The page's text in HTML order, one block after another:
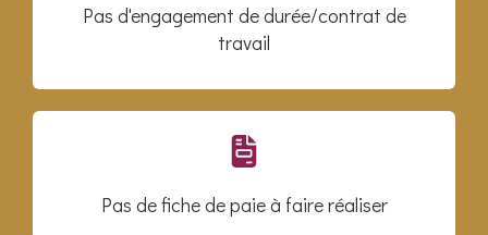
Pas d'engagement de durée/contrat de
travail
Pas de fiche de paie à faire réaliser